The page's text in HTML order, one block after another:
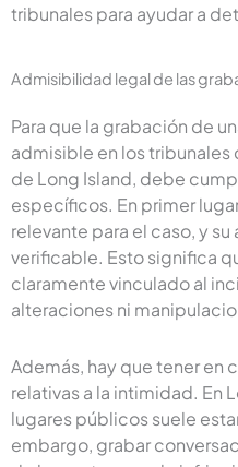
tribunales para ayudar a
Admisibilidad legal de las
Para que la grabación de
admisible en los tribunales
de Long Island, debe
específicos. En primer
relevante para el caso, y
verificable. Esto significa
claramente vinculado al
alteraciones ni
Además, hay que tener en
relativas a la intimidad. En
lugares públicos suele
embargo, grabar